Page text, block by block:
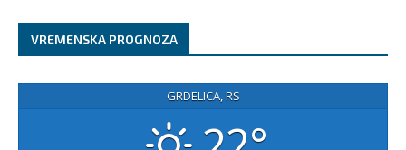
VREMENSKA PROGNOZA
GRDELICA, RS